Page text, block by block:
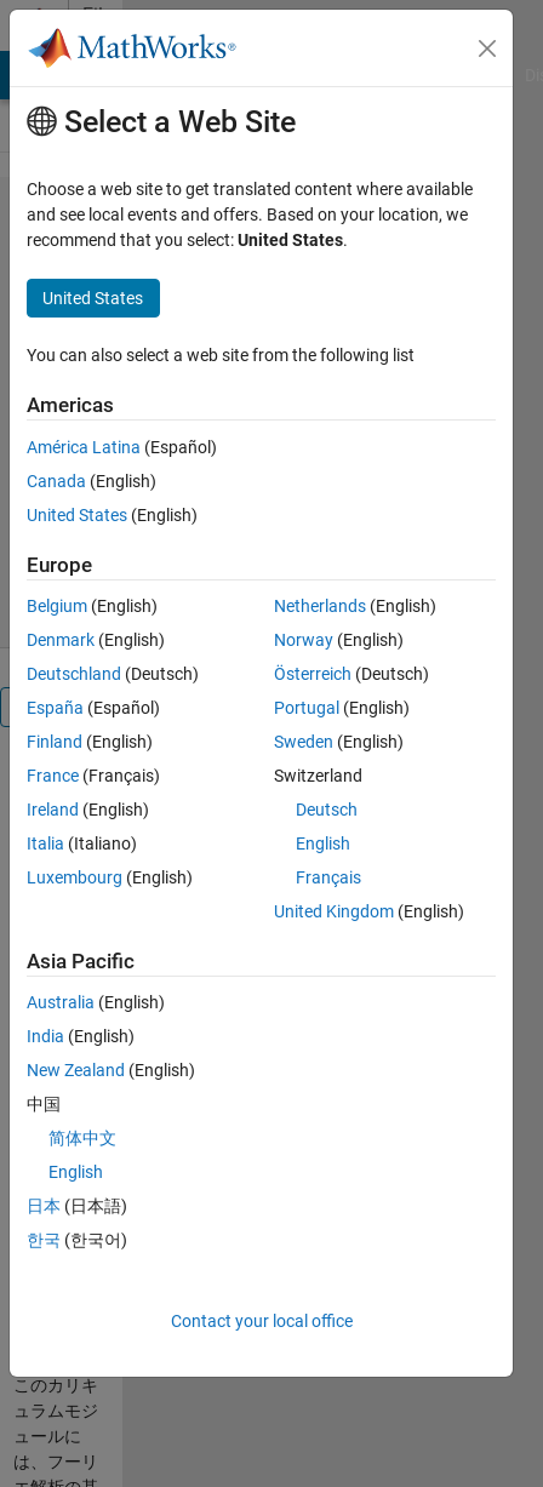
Skip to content
File
Exchange
フーリエ
解析
Teaching-Resources/Fourier-
Analysis_jp
MathWorks Educator Content
Development Team
Version 1.0.0(12.4 MB)
8 May 2026
Overview
フーリ
エ解析
Curriculum
Created with
Compatible
with R2024a
and later
このカリキ
ュラムモジ
ュールに
は、フーリ
Select a Web Site
Choose a web site to get translated content where available
and see local events and offers. Based on your location, we
recommend that you select:United States.
United States
You can also select a web site from the following list
Americas
América Latina (Español)
Canada (English)
United States (English)
Europe
Belgium (English)
Denmark (English)
Deutschland (Deutsch)
España (Español)
Finland (English)
France (Français)
Ireland (English)
Italia (Italiano)
Luxembourg (English)
Netherlands (English)
Norway (English)
Österreich (Deutsch)
Portugal (English)
Sweden (English)
Switzerland
Deutsch
English
Français
United Kingdom (English)
Asia Pacific
Australia (English)
India (English)
New Zealand (English)
中国
简体中文
English
日本 (日本語)
한국 (한국어)
Contact your local office